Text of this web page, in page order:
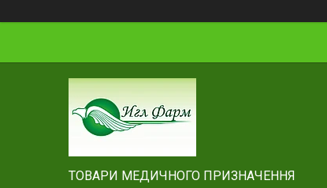
ТОВАРИ МЕДИЧНОГО ПРИЗНАЧЕННЯ